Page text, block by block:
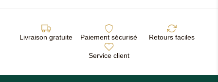
Livraison gratuite Paiement sécurisé Retours faciles
Service client